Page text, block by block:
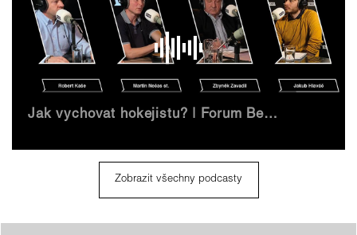
Jak vychovat hokejistu? | Forum Bez frází
Zobrazit všechny podcasty